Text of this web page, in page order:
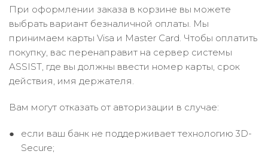
При оформлении заказа в корзине вы можете
выбрать вариант безналичной оплаты. Мы
принимаем карты Visa и Master Card. Чтобы оплатить
покупку, вас перенаправит на сервер системы
ASSIST, где вы должны ввести номер карты, срок
действия, имя держателя.
Вам могут отказать от авторизации в случае:
если ваш банк не поддерживает технологию 3D-
Secure;